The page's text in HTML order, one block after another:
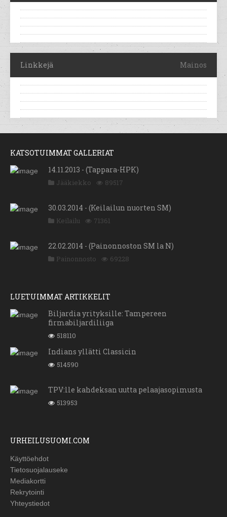
Linkkejä Mainos
KATSOTUIMMAT GALLERIAT
14.11.2013 - (Tappara-HPK)
Jääkiekko 89517
30.03.2014 - (Keilailun nuorten SM)
Keilailu 71361
22.02.2014 - (Painonnoston SM la N)
Painonnosto 69228
LUETUIMMAT ARTIKKELIT
Biljardia yrityksille: Tampereen
firmabiljardiliiga
518110
Indians yllätti Classicin
514590
TPV:lle kahdeksan uutta pelaajasopimusta
513953
URHEILUSUOMI.COM
Käyttöehdot
Tietosuojalauseke
Mediakortti
Rekrytointi
Yhteystiedot